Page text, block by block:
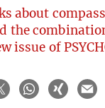
about
the
issue of